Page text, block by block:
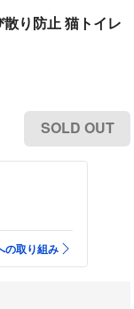
り防止 猫トイレ
SOLD OUT
の取り組み